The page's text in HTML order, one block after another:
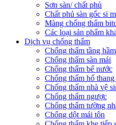
Sơn sàn/ chất phủ
Chất phủ sàn gốc si
Màng chống thấm
Các loại sản phẩm
Dịch vụ chống thấm
Chống thấm tầng hầm
Chống thấm sàn mái
Chống thấm bể nước
Chống thấm hố
Chống thấm nhà vệ
Chống thấm ngược
Chống thấm tường
Chống dột mái tôn